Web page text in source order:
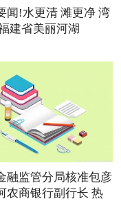
闻!水更清 滩更净 湾
建省美丽河湖
融监管分局核准包彦
农商银行副行长 热